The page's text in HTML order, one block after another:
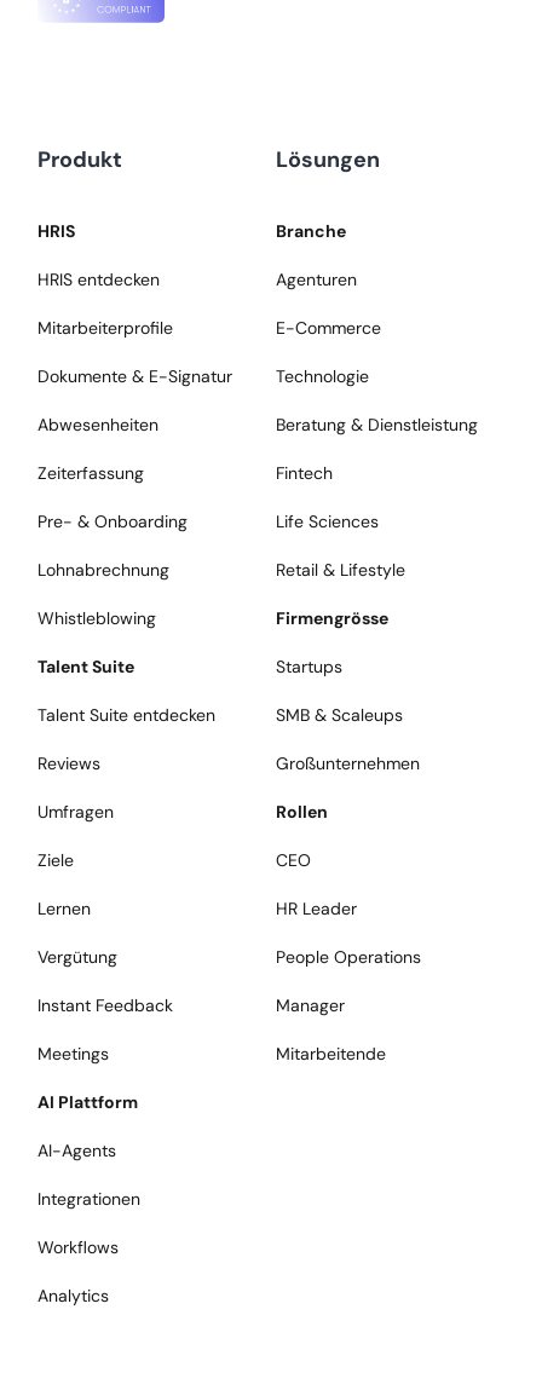
Produkt
HRIS
HRIS entdecken
Mitarbeiterprofile
Dokumente & E-Signatur
Abwesenheiten
Zeiterfassung
Pre- & Onboarding
Lohnabrechnung
Whistleblowing
Talent Suite
Talent Suite entdecken
Reviews
Umfragen
Ziele
Lernen
Vergütung
Instant Feedback
Meetings
AI Plattform
AI-Agents
Integrationen
Workflows
Analytics
Lösungen
Branche
Agenturen
E-Commerce
Technologie
Beratung & Dienstleistung
Fintech
Life Sciences
Retail & Lifestyle
Firmengrösse
Startups
SMB & Scaleups
Großunternehmen
Rollen
CEO
HR Leader
People Operations
Manager
Mitarbeitende